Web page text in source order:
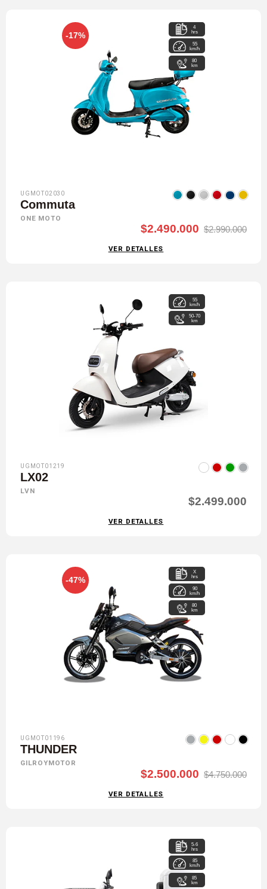
-17%
4
hrs
55
km/h
80
km
UGMOT02030
Commuta
ONE MOTO
$2.490.000 $2.990.000
VER DETALLES
55
km/h
50-70
km
UGMOT01219
LX02
LVN
$2.499.000
VER DETALLES
-47%
X
hrs
90
km/h
80
km
UGMOT01196
THUNDER
GILROYMOTOR
$2.500.000 $4.750.000
VER DETALLES
5-6
hrs
85
km/h
85
km